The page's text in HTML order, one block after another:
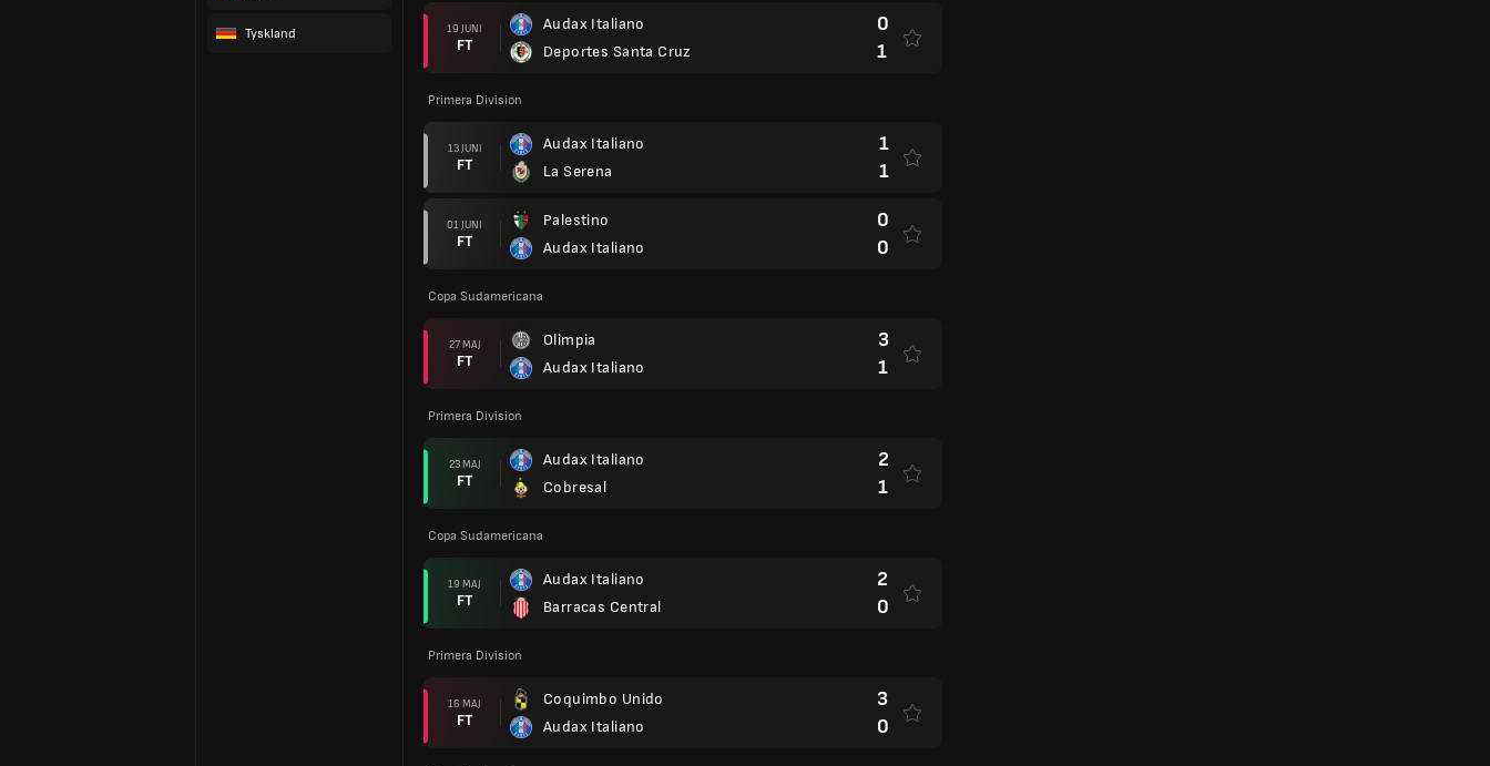
Tyskland 19 JUNI
FT
Audax Italiano
Deportes Santa Cruz
0
1
Primera Division
13 JUNI
FT
Audax Italiano
La Serena
1
1
01 JUNI
FT
Palestino
Audax Italiano
0
0
Copa Sudamericana
27 MAJ
FT
Olimpia
Audax Italiano
3
1
Primera Division
23 MAJ
FT
Audax Italiano
Cobresal
2
1
Copa Sudamericana
19 MAJ
FT
Audax Italiano
Barracas Central
2
0
Primera Division
16 MAJ
FT
Coquimbo Unido
Audax Italiano
3
0